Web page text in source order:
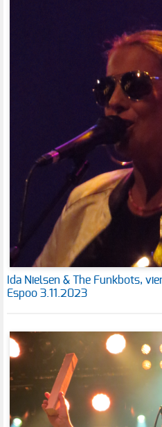
Ida Nielsen & The Funkbots,
Espoo 3.11.2023